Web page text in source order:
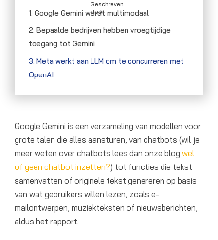
Geschreven
door
1. Google Gemini wordt multimodaal
2. Bepaalde bedrijven hebben vroegtijdige
toegang tot Gemini
3. Meta werkt aan LLM om te concurreren met
OpenAI
Google Gemini is een verzameling van modellen voor
grote talen die alles aansturen, van chatbots (wil je
meer weten over chatbots lees dan onze blog wel
of geen chatbot inzetten?) tot functies die tekst
samenvatten of originele tekst genereren op basis
van wat gebruikers willen lezen, zoals e-
mailontwerpen, muziekteksten of nieuwsberichten,
aldus het rapport.